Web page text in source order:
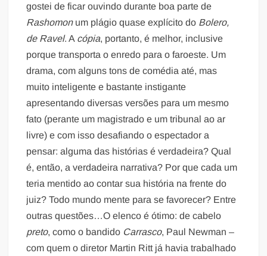
gostei de ficar ouvindo durante boa parte de
Rashomonum plágio quase explícito do Bolero,
de Ravel. A cópia, portanto, é melhor, inclusive
porque transporta o enredo para o faroeste. Um
drama, com alguns tons de comédia até, mas
muito inteligente e bastante instigante
apresentando diversas versões para um mesmo
fato (perante um magistrado e um tribunal ao ar
livre) e com isso desafiando o espectador a
pensar: alguma das histórias é verdadeira? Qual
é, então, a verdadeira narrativa? Por que cada um
teria mentido ao contar sua história na frente do
juiz? Todo mundo mente para se favorecer? Entre
outras questões…O elenco é ótimo: de cabelo
preto, como o bandido Carrasco, Paul Newman –
com quem o diretor Martin Ritt já havia trabalhado